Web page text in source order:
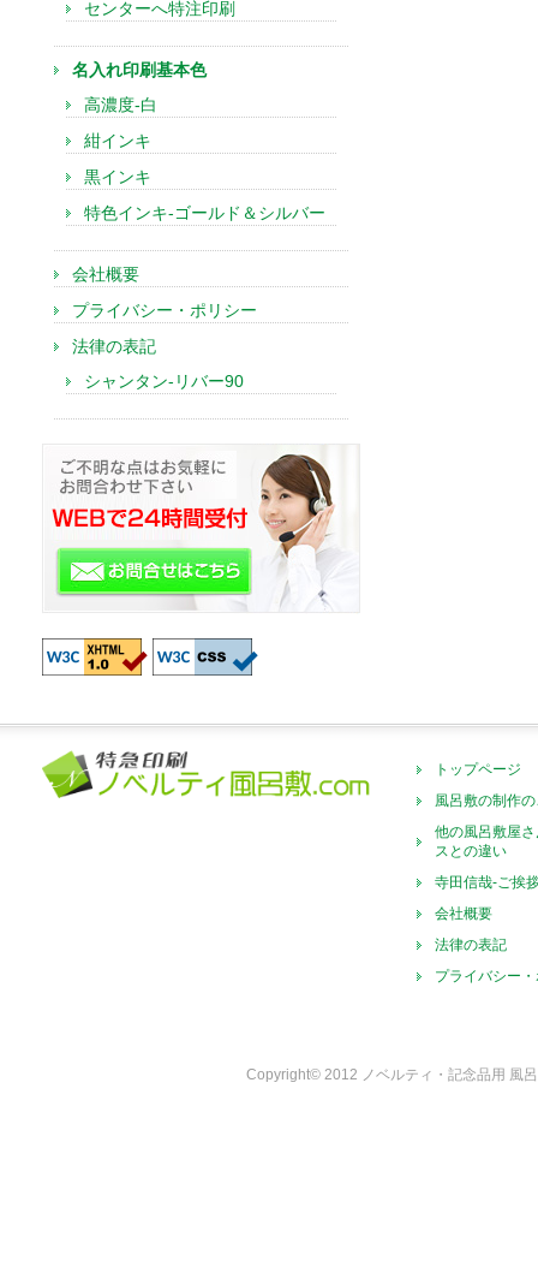
センターへ特注印刷
名入れ印刷基本色
高濃度-白
紺インキ
黒インキ
特色インキ-ゴールド＆シルバー
会社概要
プライバシー・ポリシー
法律の表記
シャンタン-リバー90
トップページ
風呂敷の制作
他の風呂敷屋
スとの違い
寺田信哉-ご挨
会社概要
法律の表記
プライバシー
Copyright© 2012 ノベルティ・記念品用 風